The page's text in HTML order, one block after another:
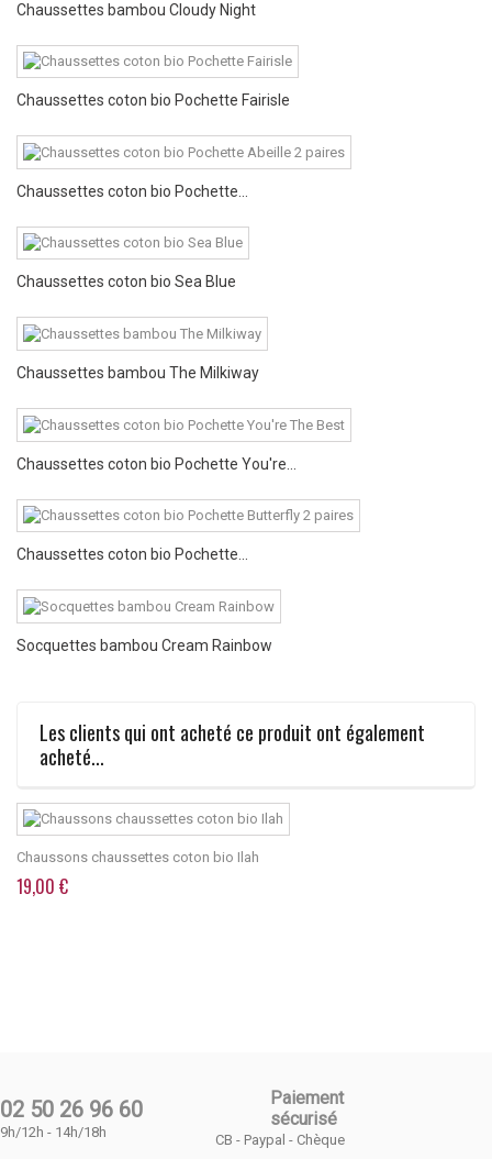
Chaussettes bambou Cloudy Night
Chaussettes coton bio Pochette Fairisle
Chaussettes coton bio Pochette...
Chaussettes coton bio Sea Blue
Chaussettes bambou The Milkiway
Chaussettes coton bio Pochette You're...
Chaussettes coton bio Pochette...
Socquettes bambou Cream Rainbow
Les clients qui ont acheté ce produit ont également
acheté...
Chaussons chaussettes coton bio Ilah
19,00 €
02 50 26 96 60
9h/12h - 14h/18h
Paiement
sécurisé
CB - Paypal - Chèque